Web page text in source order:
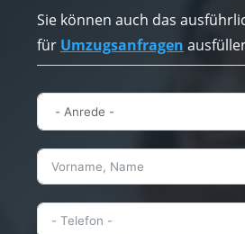
Sie können auch das
für Umzugsanfragen